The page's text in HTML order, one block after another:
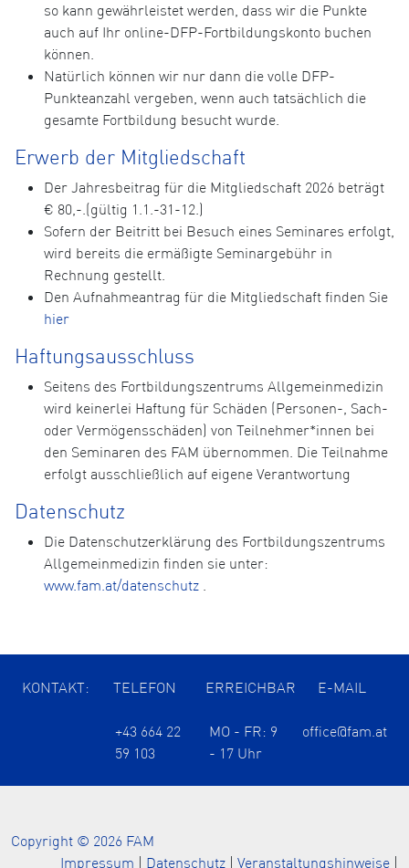
so kann gewährleistet werden, dass wir die Punkte
auch auf Ihr online-DFP-Fortbildungskonto buchen
können.
Natürlich können wir nur dann die volle DFP-
Punkteanzahl vergeben, wenn auch tatsächlich die
gesamte Fortbildung besucht wurde.
Erwerb der Mitgliedschaft
Der Jahresbeitrag für die Mitgliedschaft 2026 beträgt
€ 80,-.(gültig 1.1.-31-12.)
Sofern der Beitritt bei Besuch eines Seminares erfolgt,
wird bereits die ermäßigte Seminargebühr in
Rechnung gestellt.
Den Aufnahmeantrag für die Mitgliedschaft finden Sie
hier
Haftungsausschluss
Seitens des Fortbildungszentrums Allgemeinmedizin
wird keinerlei Haftung für Schäden (Personen-, Sach-
oder Vermögensschäden) von Teilnehmer*innen bei
den Seminaren des FAM übernommen. Die Teilnahme
erfolgt ausschließlich auf eigene Verantwortung
Datenschutz
Die Datenschutzerklärung des Fortbildungszentrums
Allgemeinmedizin finden sie unter:
www.fam.at/datenschutz .
KONTAKT: TELEFON ERREICHBAR E-MAIL
+43 664 22
59 103
MO - FR: 9
- 17 Uhr
office@fam.at
Copyright © 2026 FAM
Impressum
Datenschutz Veranstaltungshinweise